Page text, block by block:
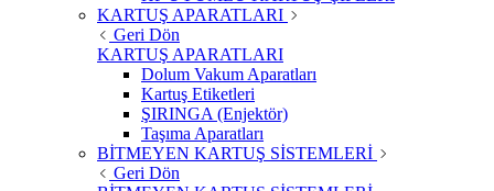
KARTUŞ APARATLARI
Geri Dön
KARTUŞ APARATLARI
Dolum Vakum Aparatları
Kartuş Etiketleri
ŞIRINGA (Enjektör)
Taşıma Aparatları
BİTMEYEN KARTUŞ SİSTEMLERİ
Geri Dön